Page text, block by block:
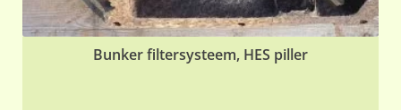
Bunker filtersysteem, HES piller